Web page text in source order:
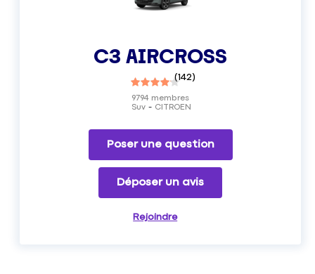
C3 AIRCROSS
(142)
Suv CITROEN
9794 membres
Poser une question
Déposer un avis
Rejoindre